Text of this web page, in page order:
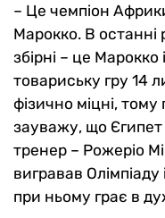
– Це чемпіон
Марокко. В останні
збірні – це Марокко
товариську гру 14
фізично міцні,
зауважу, що
тренер – Рожеріо
вигравав Олімпіаду
при ньому грає в